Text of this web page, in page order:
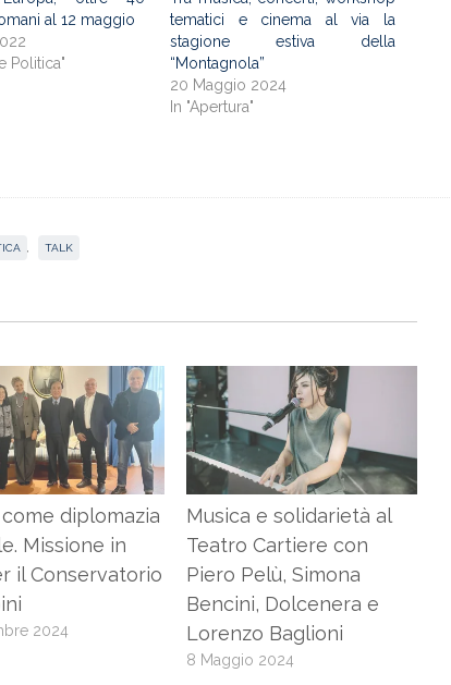
al 12 maggio
Politica"
tematici e cinema al via la
stagione estiva della
“Montagnola”
20 Maggio 2024
In "Apertura"
TALK
diplomazia
Missione in
il Conservatorio
2024
Musica e solidarietà al
Teatro Cartiere con
Piero Pelù, Simona
Bencini, Dolcenera e
Lorenzo Baglioni
8 Maggio 2024